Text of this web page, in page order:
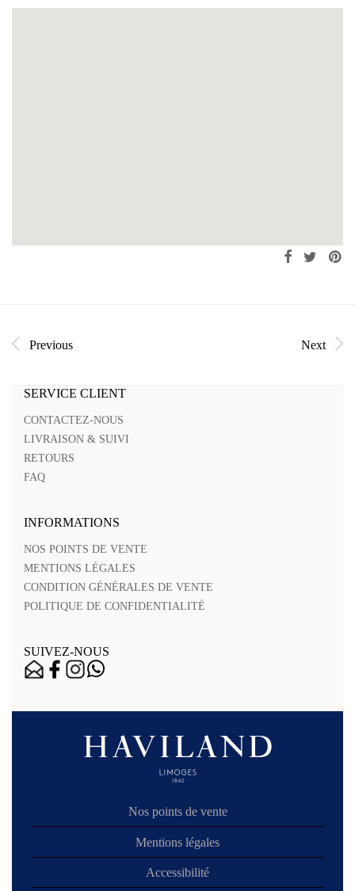
Previous Next
SERVICE CLIENT
CONTACTEZ-NOUS
LIVRAISON & SUIVI
RETOURS
FAQ
INFORMATIONS
NOS POINTS DE VENTE
MENTIONS LÉGALES
CONDITION GÉNÉRALES DE VENTE
POLITIQUE DE CONFIDENTIALITÉ
SUIVEZ-NOUS
Nos points de vente
Mentions légales
Accessibilité